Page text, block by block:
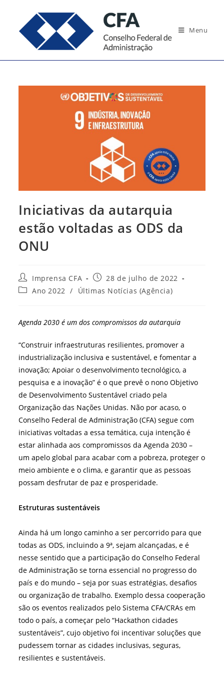
conteúdo
Menu
Iniciativas da autarquia
estão voltadas as ODS da
ONU
Autor
do
post:
Imprensa CFA
Post
publicado:
28 de julho de 2022
Categoria
Ano 2022 / Últimas Notícias (Agência)
Agenda 2030 é um dos compromissos da autarquia
“Construir infraestruturas resilientes, promover a
industrialização inclusiva e sustentável, e fomentar a
inovação; Apoiar o desenvolvimento tecnológico, a
pesquisa e a inovação” é o que prevê o nono Objetivo
de Desenvolvimento Sustentável criado pela
Organização das Nações Unidas. Não por acaso, o
Conselho Federal de Administração (CFA) segue com
iniciativas voltadas a essa temática, cuja intenção é
estar alinhada aos compromissos da Agenda 2030 –
um apelo global para acabar com a pobreza, proteger o
meio ambiente e o clima, e garantir que as pessoas
possam desfrutar de paz e prosperidade.
Estruturas sustentáveis
Ainda há um longo caminho a ser percorrido para que
todas as ODS, incluindo a 9ª, sejam alcançadas, e é
nesse sentido que a participação do Conselho Federal
de Administração se torna essencial no progresso do
país e do mundo – seja por suas estratégias, desafios
ou organização de trabalho. Exemplo dessa cooperação
são os eventos realizados pelo Sistema CFA/CRAs em
todo o país, a começar pelo “Hackathon cidades
sustentáveis”, cujo objetivo foi incentivar soluções que
pudessem tornar as cidades inclusivas, seguras,
resilientes e sustentáveis.